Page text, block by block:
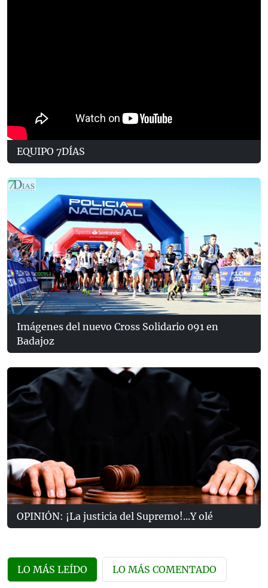
EQUIPO 7DÍAS
Imágenes del nuevo Cross Solidario 091 en
Badajoz
OPINIÓN: ¡La justicia del Supremo!...Y olé
LO MÁS LEÍDO LO MÁS COMENTADO